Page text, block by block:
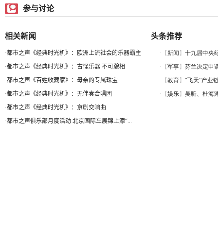
参与讨论
相关新闻
·都市之声《经典时光机》：欧洲上流社会的乐器霸主
·都市之声《经典时光机》：古怪乐器 不可貌相
·都市之声《百姓收藏家》：母亲的专属珠宝
·都市之声《经典时光机》：无伴奏合唱团
·都市之声《经典时光机》：京剧交响曲
·都市之声俱乐部月度活动 北京国际车展锦上添“...
头条推荐